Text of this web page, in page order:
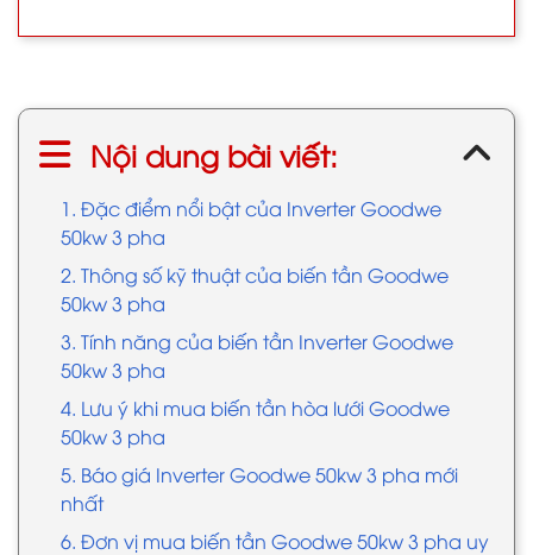
Nội dung bài viết:
1. Đặc điểm nổi bật của Inverter Goodwe
50kw 3 pha
2. Thông số kỹ thuật của biến tần Goodwe
50kw 3 pha
3. Tính năng của biến tần Inverter Goodwe
50kw 3 pha
4. Lưu ý khi mua biến tần hòa lưới Goodwe
50kw 3 pha
5. Báo giá Inverter Goodwe 50kw 3 pha mới
nhất
6. Đơn vị mua biến tần Goodwe 50kw 3 pha uy